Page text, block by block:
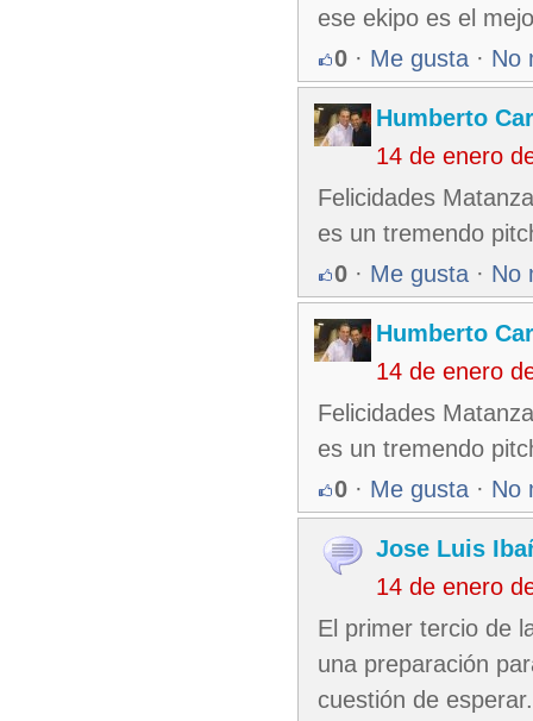
ese ekipo es el
0 · Me gusta · No
Humberto
14 de enero
Felicidades
es un tremendo
0 · Me gusta · No
Humberto
14 de enero
Felicidades
es un tremendo
0 · Me gusta · No
Jose Luis
14 de enero
El primer tercio de
una preparación
cuestión de esperar.